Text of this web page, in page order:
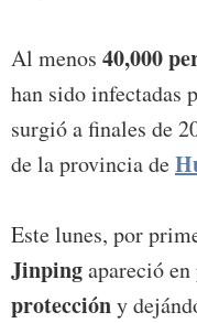
Al menos 40,000
han sido infectadas
surgió a finales de
de la provincia de
Este lunes, por
Jinpingapareció
proteccióny